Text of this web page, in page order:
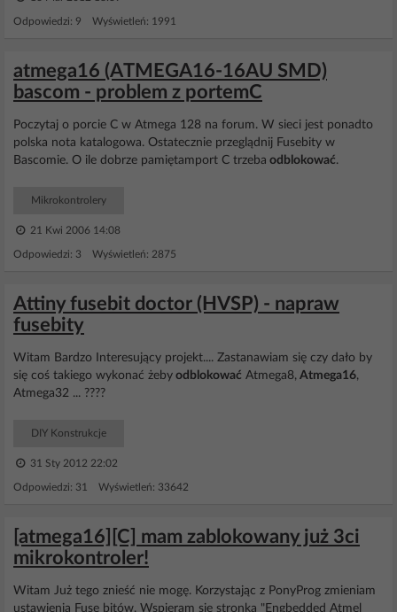
Odpowiedzi: 9 Wyświetleń: 1991
atmega16 (ATMEGA16-16AU SMD)
bascom - problem z portemC
Poczytaj o porcie C w Atmega 128 na forum. W sieci jest ponadto
polska nota katalogowa. Ostatecznie przeglądnij Fusebity w
Bascomie. O ile dobrze pamiętamport C trzeba odblokować.
Mikrokontrolery
21 Kwi 2006 14:08
Odpowiedzi: 3 Wyświetleń: 2875
Attiny fusebit doctor (HVSP) - napraw
fusebity
Witam Bardzo Interesujący projekt.... Zastanawiam się czy dało by
się coś takiego wykonać żeby odblokować Atmega8, Atmega16,
Atmega32 ... ????
DIY Konstrukcje
31 Sty 2012 22:02
Odpowiedzi: 31 Wyświetleń: 33642
[atmega16][C] mam zablokowany już 3ci
mikrokontroler!
Witam Już tego znieść nie mogę. Korzystając z PonyProg zmieniam
ustawienia Fuse bitów. Wspieram się stronką "Engbedded Atmel